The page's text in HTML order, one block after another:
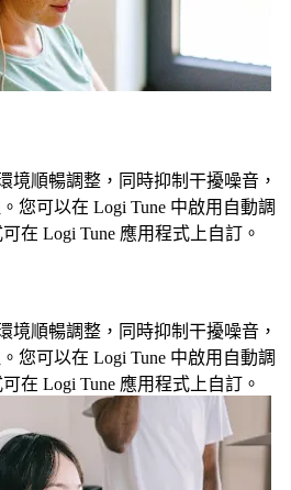
境順暢調整，同時抑制干擾噪音，
您可以在 Logi Tune 中啟用自動調
在 Logi Tune 應用程式上自訂。
境順暢調整，同時抑制干擾噪音，
您可以在 Logi Tune 中啟用自動調
在 Logi Tune 應用程式上自訂。